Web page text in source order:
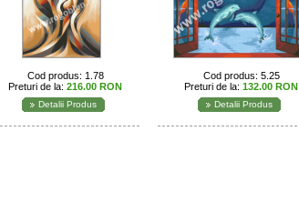
Cod produs: 1.78
Preturi de la: 216.00 RON
Detalii Produs
Cod produs: 5.25
Preturi de la: 132.00 RON
Detalii Produs